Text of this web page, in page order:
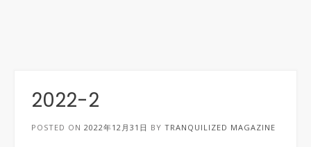
2022-2
POSTED ON 2022年12月31日 BY TRANQUILIZED MAGAZINE